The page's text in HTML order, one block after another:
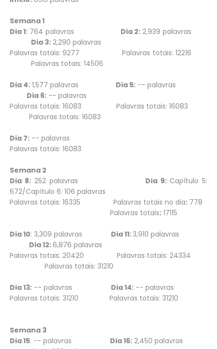
Semana 1
Dia 1: 764 palavras Dia 2: 2,939 palavras
Dia 3: 2,290 palavras
Palavras totais: 9277 Palavras totais: 12216
Palavras totais: 14506
Dia 4: 1,577 palavras Dia 5:-- palavras
Dia 6: -- palavras
Palavras totais: 16083 Palavras totais: 16083
Palavras totais: 16083
Dia 7: -- palavras
Palavras totais: 16083
Semana 2
Dia 8: 252 palavras Dia 9: Capítulo 5:
672/Capítulo 6: 106 palavras
Palavras totais: 16335 Palavras totais no dia: 778
Palavras totais: 17115
Dia 10: 3,309 palavras Dia 11:3,910 palavras
Dia 12:6,876 palavras
Palavras totais: 20420 Palavras totais: 24334
Palavras totais: 31210
Dia 13: -- palavras Dia 14: -- palavras
Palavras totais: 31210 Palavras totais: 31210
Semana 3
Dia 15: -- palavras Dia 16: 2,450 palavras